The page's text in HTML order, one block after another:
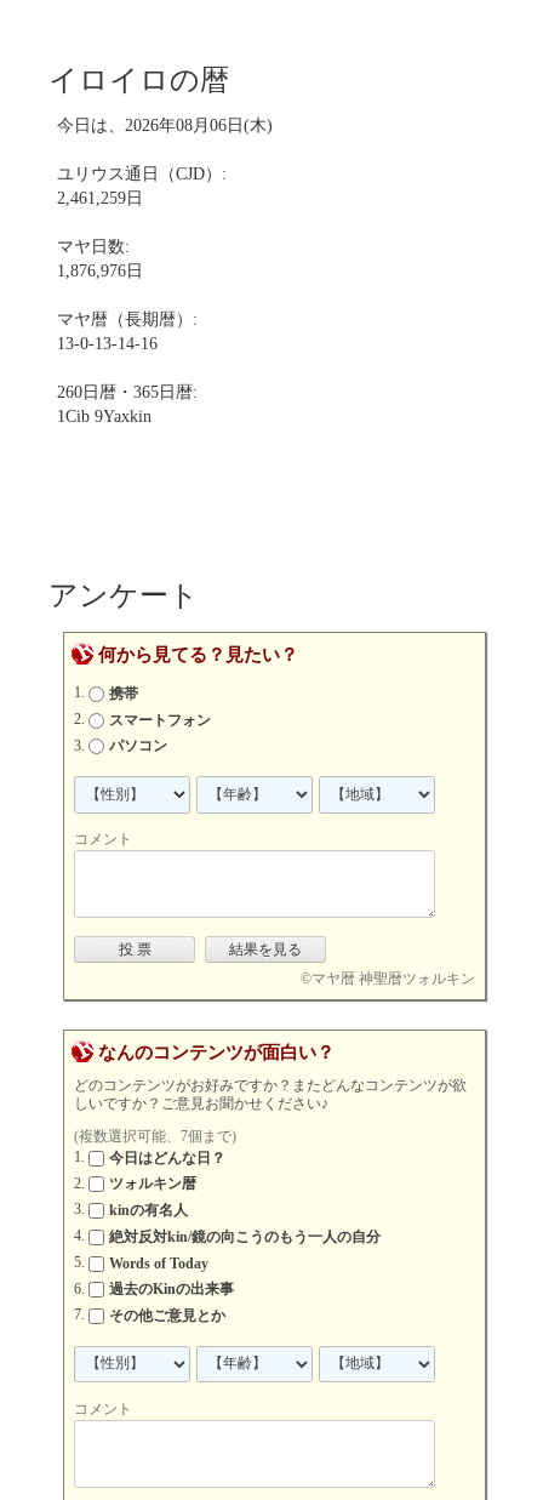
イロイロの暦
今日は、2026年08月06日(木)
ユリウス通日（CJD）:
2,461,259日
マヤ日数:
1,876,976日
マヤ暦（長期暦）:
13-0-13-14-16
260日暦・365日暦:
1Cib 9Yaxkin
アンケート
何から見てる？見たい？
携帯
スマートフォン
パソコン
コメント
©マヤ暦 神聖暦ツォルキン
なんのコンテンツが面白い？
どのコンテンツがお好みですか？またどんなコンテンツが欲
しいですか？ご意見お聞かせください♪
(複数選択可能、7個まで)
今日はどんな日？
ツォルキン暦
kinの有名人
絶対反対kin/鏡の向こうのもう一人の自分
Words of Today
過去のKinの出来事
その他ご意見とか
コメント